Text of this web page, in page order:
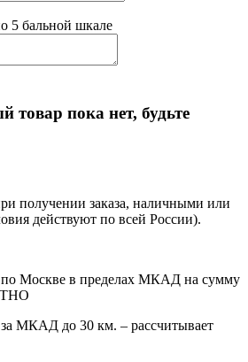
5 бальной шкале
товар пока нет, будьте
получении заказа, наличными или
действуют по всей России).
по Москве в пределах МКАД на сумму
за МКАД до 30 км. – рассчитывает